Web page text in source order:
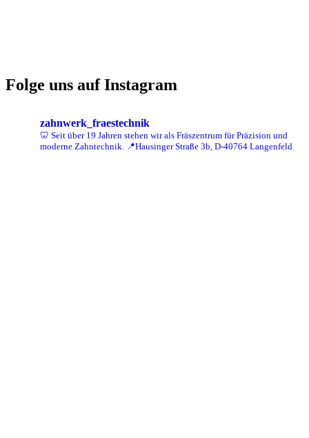
Folge uns auf Instagram
zahnwerk_fraestechnik
🦷 Seit über 19 Jahren stehen wir als Fräszentrum für Präzision und
moderne Zahntechnik.
📍Hausinger Straße 3b, D-40764 Langenfeld